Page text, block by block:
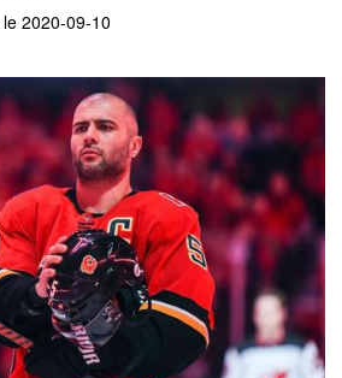
le 2020-09-10